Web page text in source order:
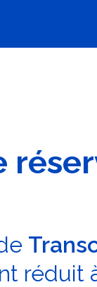
réduit